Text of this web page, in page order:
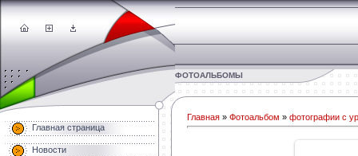
ФОТОАЛЬБОМЫ
Главная страница
Новости
Главная » Фотоальбом » фотографии с